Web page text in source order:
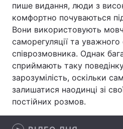
Екологія
Лонгріди
Відео з Youtube
Інтерв'ю
пише видання, люди з
комфортно почуваються
Вони використовують
саморегуляції та уважного
співрозмовника. Однак
сприймають таку
зарозумілість, оскільки
залишатися наодинці зі
постійних розмов.